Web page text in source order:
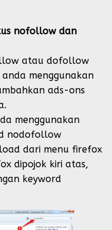
nofollow dan
atau dofollow
menggunakan
ads-ons
menggunakan
nodofollow
dari menu firefox
dipojok kiri atas,
keyword